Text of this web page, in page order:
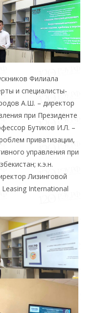
Филиала
и специалисты-
А.Ш. – директор
при Президенте
Бутиков И.Л. –
приватизации,
управления при
к.э.н.
Лизинговой
International